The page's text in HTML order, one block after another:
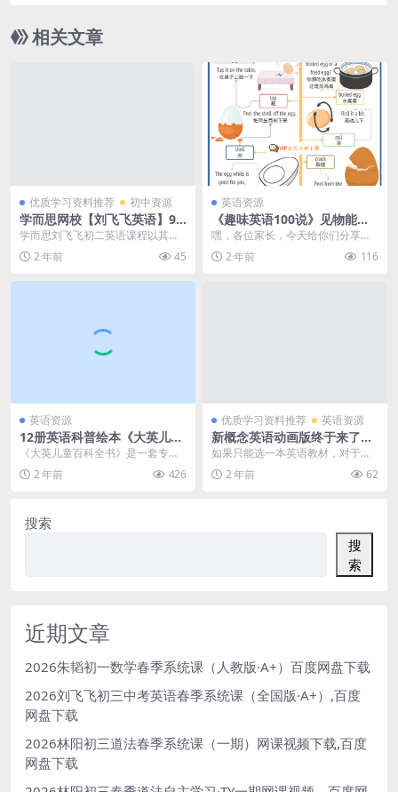
相关文章
优质学习资料推荐 初中资源
学而思网校【刘飞飞英语】9
次课攻破初二英语完形填空(资
学而思刘飞飞初二英语课程以其高
质量和全面性而备受推崇。该课程
的全部内容占用了1....
2 年前 45
英语资源
《趣味英语100说》见物能
聊：100个生活主题，亲子口
费领！
嘿，各位家长，今天给你们分享一
个超棒的英语学习资源——《趣味
英语100说》！这是...
2 年前 116
英语资源
12册英语科普绘本《大英儿童
百科全书》PDF绘本+音频MP
3，百度网盘下载！
《大英儿童百科全书》是一套专为
儿童设计的英语科普绘本系列，它
以12册的丰富内容涵...
2 年前 426
优质学习资料推荐 英语资源
新概念英语动画版终于来了，
新概念1-4册全套268集百度网
盘下载！磨耳朵英语~
如果只能选一本英语教材，对于国
内的孩子而言，最合适的莫过于新
概念了！ 新概念在中...
2 年前 62
搜索
搜
索
近期文章
2026朱韬初一数学春季系统课（人教版·A+）百度网盘下载
2026刘飞飞初三中考英语春季系统课（全国版·A+）,百度
网盘下载
2026林阳初三道法春季系统课（一期）网课视频下载,百度
网盘下载